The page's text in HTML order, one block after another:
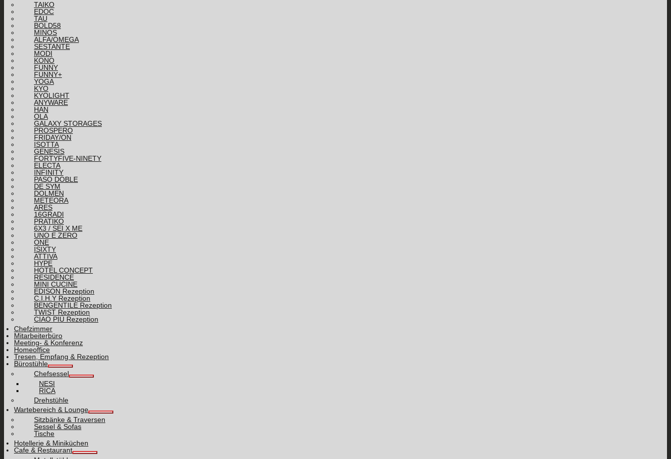
TAIKO
EDOC
TAU
BOLD58
MINOS
ALFA/OMEGA
SESTANTE
MODI
KONO
FUNNY
FUNNY+
YOGA
KYO
KYOLIGHT
ANYWARE
HAN
OLA
GALAXY STORAGES
PROSPERO
FRIDAY/ON
ISOTTA
GENESIS
FORTYFIVE-NINETY
ELECTA
INFINITY
PASO DOBLE
DE SYM
DOLMEN
METEORA
ARES
16GRADI
PRATIKO
6X3 / SEI X ME
UNO E ZERO
ONE
ISIXTY
ATTIVA
HYPE
HOTEL CONCEPT
RESIDENCE
MINI CUCINE
EDISON Rezeption
C.I.H.Y Rezeption
BENGENTILE Rezeption
TWIST Rezeption
CIAO PIÙ Rezeption
Chefzimmer
Mitarbeiterbüro
Meeting- & Konferenz
Homeoffice
Tresen, Empfang & Rezeption
Bürostühle
Chefsessel
NESI
RICA
Drehstühle
Wartebereich & Lounge
Sitzbänke & Traversen
Sessel & Sofas
Tische
Hotellerie & Miniküchen
Cafe & Restaurant